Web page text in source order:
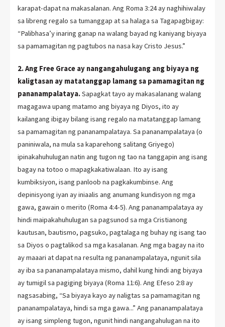
karapat-dapat na makasalanan. Ang Roma 3:24 ay naghihiwalay
sa libreng regalo sa tumanggap at sa halaga sa Tagapagbigay:
“Palibhasa’y inaring ganap na walang bayad ng kaniyang biyaya
sa pamamagitan ng pagtubos na nasa kay Cristo Jesus.”
2. Ang Free Grace ay nangangahulugang ang biyaya ng
kaligtasan ay matatanggap lamang sa pamamagitan ng
pananampalataya.Sapagkat tayo ay makasalanang walang
magagawa upang matamo ang biyaya ng Diyos, ito ay
kailangang ibigay bilang isang regalo na matatanggap lamang
sa pamamagitan ng pananampalataya. Sa pananampalataya (o
paniniwala, na mula sa kaparehong salitang Griyego)
ipinakahuhulugan natin ang tugon ng tao na tanggapin ang isang
bagay na totoo o mapagkakatiwalaan. Ito ay isang
kumbiksiyon, isang panloob na pagkakumbinse. Ang
depinisyong iyan ay iniaalis ang anumang kundisyon ng mga
gawa, gawain o merito (Roma 4:4-5). Ang pananampalataya ay
hindi maipakahuhulugan sa pagsunod sa mga Cristianong
kautusan, bautismo, pagsuko, pagtalaga ng buhay ng isang tao
sa Diyos o pagtalikod sa mga kasalanan. Ang mga bagay na ito
ay maaari at dapat na resulta ng pananampalataya, ngunit sila
ay iba sa pananampalataya mismo, dahil kung hindi ang biyaya
ay tumigil sa pagiging biyaya (Roma 11:6). Ang Efeso 2:8 ay
nagsasabing, “Sa biyaya kayo ay naligtas sa pamamagitan ng
pananampalataya, hindi sa mga gawa...” Ang pananampalataya
ay isang simpleng tugon, ngunit hindi nangangahulugan na ito